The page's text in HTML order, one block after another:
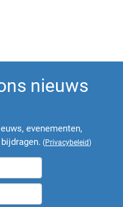
nieuws
evenementen,
(Privacybeleid)